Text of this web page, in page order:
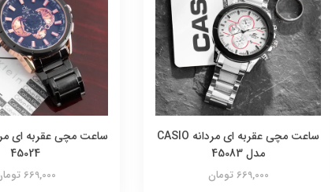
ساعت مچی عقربه ای مردانه CASIO
مدل 45083
669,000 تومان
45024
669,000 تومان